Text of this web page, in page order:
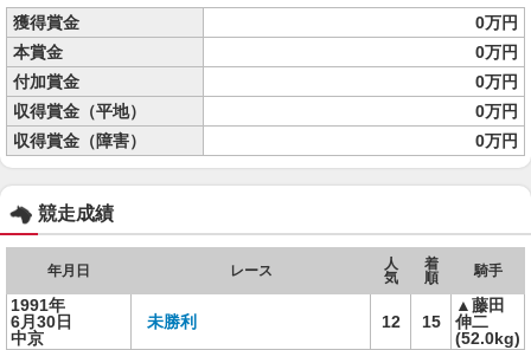
獲得賞金
0万円
本賞金
0万円
付加賞金
0万円
収得賞金（平地）
0万円
収得賞金（障害）
0万円
競走成績
年月日 レース
人
気
着
順
騎手
1991年
6月30日
中京
未勝利 12 15
▲藤田
伸二
(52.0kg)